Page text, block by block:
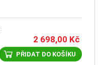
2 698,00 Kč
PŘIDAT DO KOŠÍKU